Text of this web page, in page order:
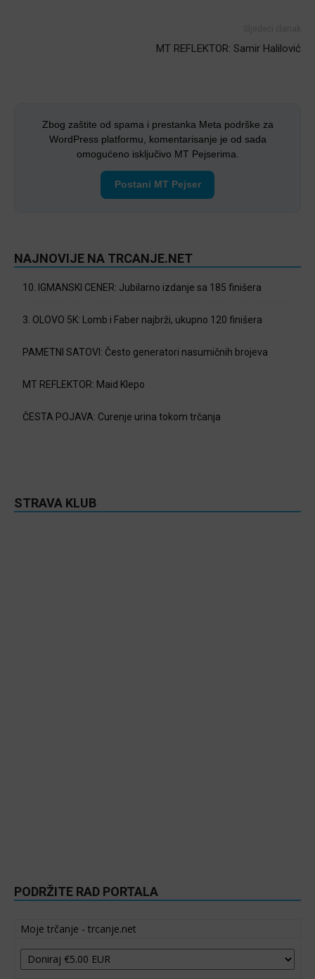
MT REFLEKTOR: Samir Halilović
Zbog zaštite od spama i prestanka Meta podrške za
WordPress platformu, komentarisanje je od sada
omogućeno isključivo MT Pejserima.
Postani MT Pejser
NAJNOVIJE NA TRCANJE.NET
10. IGMANSKI CENER: Jubilarno izdanje sa 185 finišera
3. OLOVO 5K: Lomb i Faber najbrži, ukupno 120 finišera
PAMETNI SATOVI: Često generatori nasumičnih brojeva
MT REFLEKTOR: Maid Klepo
ČESTA POJAVA: Curenje urina tokom trčanja
STRAVA KLUB
PODRŽITE RAD PORTALA
Moje trčanje - trcanje.net